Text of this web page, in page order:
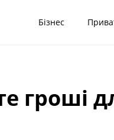
Бізнес
гроші